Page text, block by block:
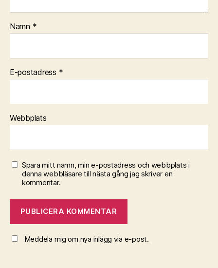
Namn *
E-postadress *
Webbplats
Spara mitt namn, min e-postadress och webbplats i
denna webbläsare till nästa gång jag skriver en
kommentar.
Meddela mig om nya inlägg via e-post.